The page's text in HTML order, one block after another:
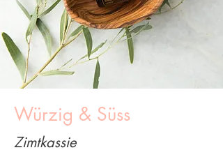
Würzig & Süss
Zimtkassie